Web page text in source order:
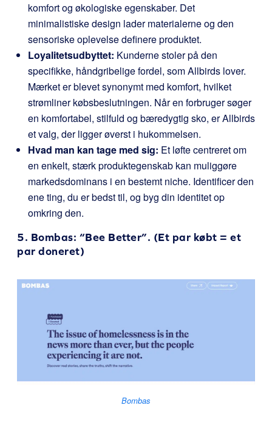
komfort og økologiske egenskaber. Det
minimalistiske design lader materialerne og den
sensoriske oplevelse definere produktet.
Loyalitetsudbyttet: Kunderne stoler på den
specifikke, håndgribelige fordel, som Allbirds lover.
Mærket er blevet synonymt med komfort, hvilket
strømliner købsbeslutningen. Når en forbruger søger
en komfortabel, stilfuld og bæredygtig sko, er Allbirds
et valg, der ligger øverst i hukommelsen.
Hvad man kan tage med sig: Et løfte centreret om
en enkelt, stærk produktegenskab kan muliggøre
markedsdominans i en bestemt niche. Identificer den
ene ting, du er bedst til, og byg din identitet op
omkring den.
5. Bombas: “Bee Better”. (Et par købt = et
par doneret)
Bombas